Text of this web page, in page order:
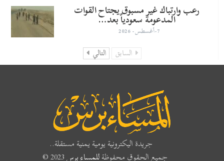
رعب وارتباك غير مسبوق يجتاح القوات
المدعومة سعودياً بعد…
7-أغسطس- 2026
السابق التالي
جريدة اليكترونية يومية يمنية مستقلة..
جميع الحقوق محفوظةللمساء برس